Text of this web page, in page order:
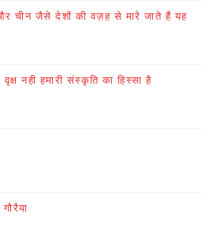
और चीन जैसे देशों की वज़ह से मारे जाते हैं यह
नही हमारी संस्कृति का हिस्सा है